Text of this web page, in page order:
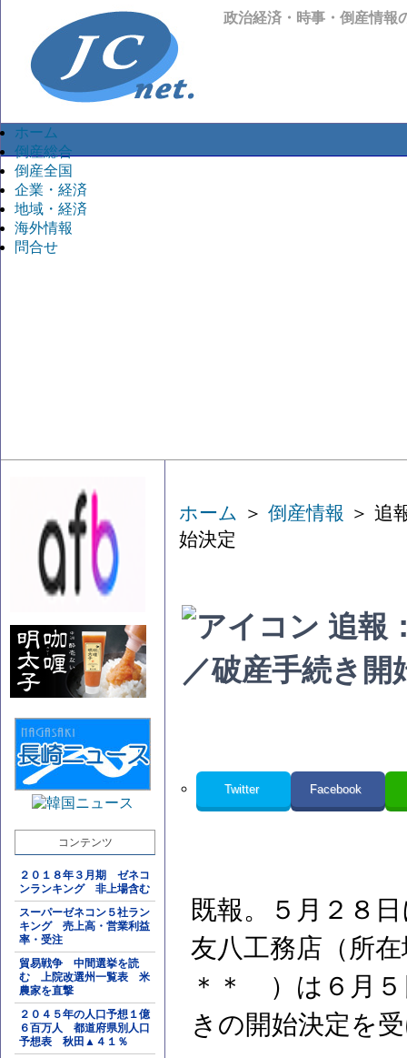
政治経済・時事・倒産情報
ホーム
倒産総合
倒産全国
企業・経済
地域・経済
海外情報
問合せ
コンテンツ
２０１８年３月期 ゼネコ
ンランキング 非上場含む
スーパーゼネコン５社ラン
キング 売上高・営業利益
率・受注
貿易戦争 中間選挙を読
む 上院改選州一覧表 米
農家を直撃
２０４５年の人口予想１億
６百万人 都道府県別人口
予想表 秋田▲４１％
ホーム ＞ 倒産情報 ＞ 追
始決定
追報
／破産手続き開
Twitter Facebook
既報。５月２８
友八工務店（所
＊＊ ）は６月５
きの開始決定を